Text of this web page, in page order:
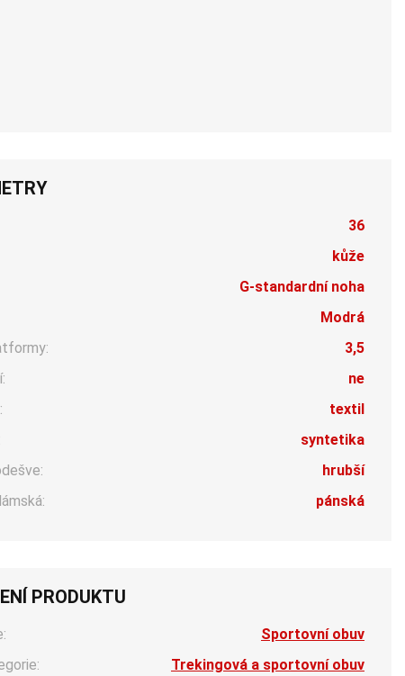
36
kůže
G-standardní noha
Modrá
3,5
ne
textil
syntetika
hrubší
pánská
PRODUKTU
Sportovní obuv
Trekingová a sportovní obuv